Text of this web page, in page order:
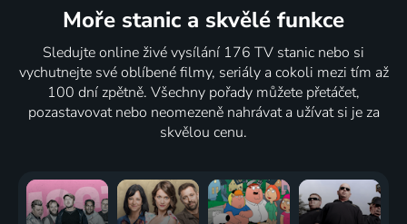
Moře stanic a skvělé funkce
Sledujte online živé vysílání 176 TV stanic nebo si
vychutnejte své oblíbené filmy, seriály a cokoli mezi tím až
100 dní zpětně. Všechny pořady můžete přetáčet,
pozastavovat nebo neomezeně nahrávat a užívat si je za
skvělou cenu.